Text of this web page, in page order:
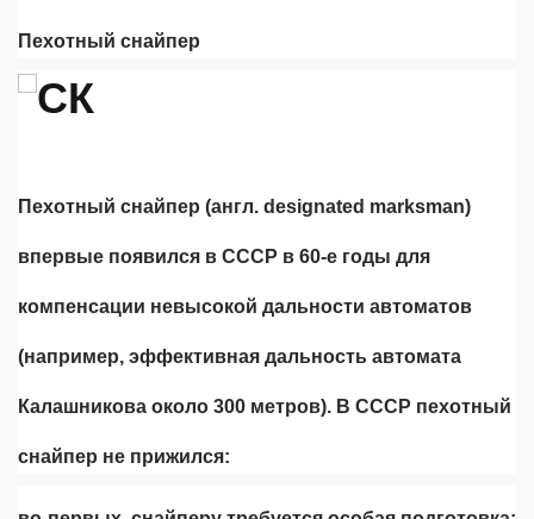
Пехотный снайпер
Пехотный снайпер (англ. designated marksman)
впервые появился в СССР в 60-е годы для
компенсации невысокой дальности автоматов
(например, эффективная дальность автомата
Калашникова около 300 метров). В СССР пехотный
снайпер не прижился: